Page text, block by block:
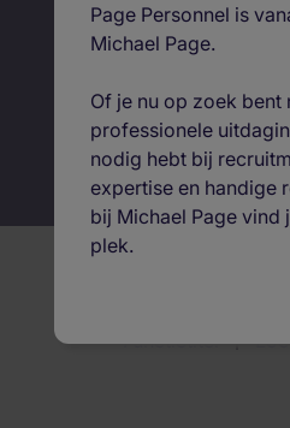
Vacatures per locatie
Functietitel
Page Personnel is
Michael Page.
Of je nu op zoek bent
professionele
nodig hebt bij
expertise en handige
bij Michael Page vind
plek.